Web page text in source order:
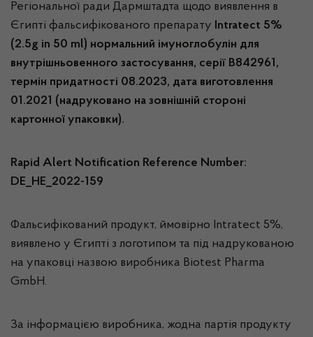
Регіональної ради Дармштадта щодо виявлення в
Єгипті фальсифікованого препарату Intratect 5%
(2.5g in 50 ml) нормальний імуноглобулін для
внутрішньовенного застосування, серії B842961,
термін придатності 08.2023, дата виготовлення
01.2021 (надруковано на зовнішній стороні
картонної упаковки).
Rapid Alert Notification Reference Number:
DE_HE_2022-159
Фальсифікований продукт, ймовірно Intratect 5%,
виявлено у Єгипті з логотипом та під надрукованою
на упаковці назвою виробника Biotest Pharma
GmbH.
За інформацією виробника, жодна партія продукту